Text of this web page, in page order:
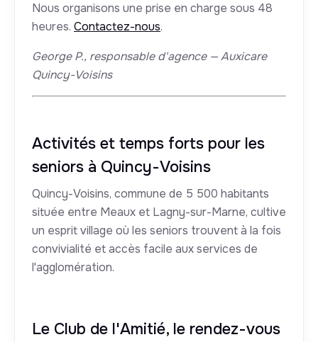
Nous organisons une prise en charge sous 48
heures. Contactez-nous.
George P., responsable d'agence — Auxicare
Quincy-Voisins
Activités et temps forts pour les
seniors à Quincy-Voisins
Quincy-Voisins, commune de 5 500 habitants
située entre Meaux et Lagny-sur-Marne, cultive
un esprit village où les seniors trouvent à la fois
convivialité et accès facile aux services de
l'agglomération.
Le Club de l'Amitié, le rendez-vous